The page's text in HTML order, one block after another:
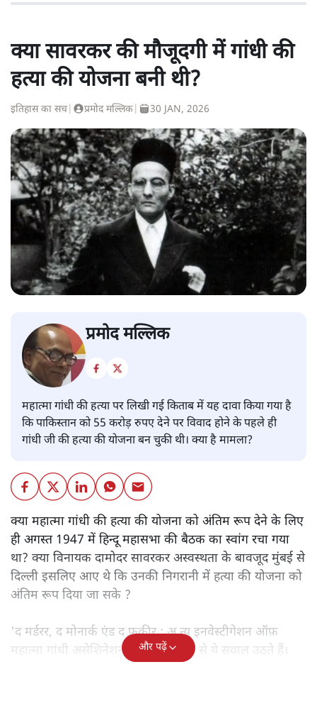
क्या सावरकर की मौजूदगी में गांधी की
हत्या की योजना बनी थी?
इतिहास का सच प्रमोद मल्लिक 30 JAN, 2026
प्रमोद मल्लिक
महात्मा गांधी की हत्या पर लिखी गई किताब में यह दावा किया गया है
कि पाकिस्तान को 55 करोड़ रुपए देने पर विवाद होने के पहले ही
गांधी जी की हत्या की योजना बन चुकी थी। क्या है मामला?
क्या महात्मा गांधी की हत्या की योजना को अंतिम रूप देने के लिए
ही अगस्त 1947 में हिन्दू महासभा की बैठक का स्वांग रचा गया
था? क्या विनायक दामोदर सावरकर अस्वस्थता के बावजूद मुंबई से
दिल्ली इसलिए आए थे कि उनकी निगरानी में हत्या की योजना को
अंतिम रूप दिया जा सके ?
'द मर्डरर, द मोनार्क एंड द फ़कीर : अ न्यू इनवेस्टीगेशन ऑफ़
महात्मा गांधी असेशिनेशन' नामक किताब से ये सवाल उठते हैं।
और पढ़ें